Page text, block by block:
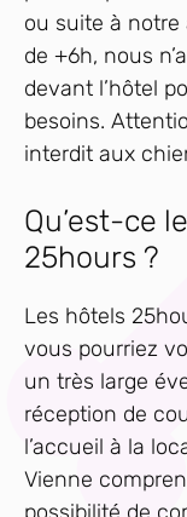
ou suite à notre
de +6h, nous
devant l’hôtel
besoins.
interdit aux
Qu’est-ce
25hours ?
Les hôtels
vous pourriez
un très large
réception de
l’accueil à la
Vienne